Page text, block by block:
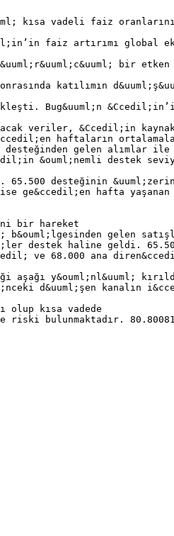
kısa vadeli faiz
faiz artırımı global
bir
katılımın
Bug&uuml;n
veriler, &Ccedil;in
haftaların
gelen alımlar
&ouml;nemli destek
65.500 desteğinin
ise ge&ccedil;en hafta
bir hareket
b&ouml;lgesinden gelen
destek haline geldi.
ve 68.000 ana
aşağı y&ouml;nl&uuml;
d&uuml;şen kanalın
olup kısa vadede
riski bulunmaktadır.